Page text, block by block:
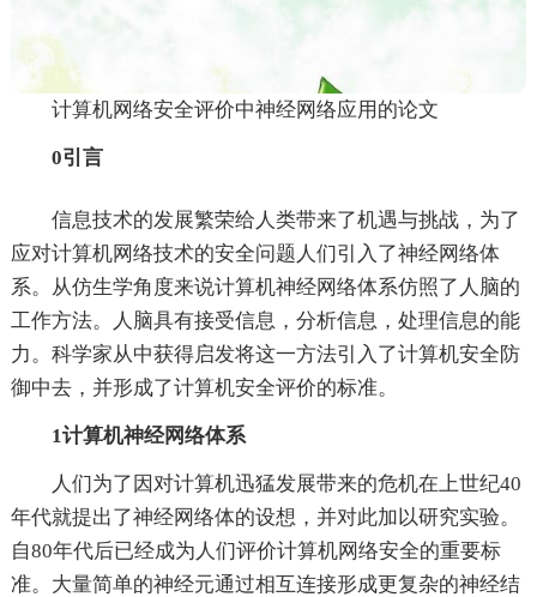
计算机网络安全评价中神经网络应用的论文
0引言
信息技术的发展繁荣给人类带来了机遇与挑战，为了
应对计算机网络技术的安全问题人们引入了神经网络体
系。从仿生学角度来说计算机神经网络体系仿照了人脑的
工作方法。人脑具有接受信息，分析信息，处理信息的能
力。科学家从中获得启发将这一方法引入了计算机安全防
御中去，并形成了计算机安全评价的标准。
1计算机神经网络体系
人们为了因对计算机迅猛发展带来的危机在上世纪40
年代就提出了神经网络体的设想，并对此加以研究实验。
自80年代后已经成为人们评价计算机网络安全的重要标
准。大量简单的神经元通过相互连接形成更复杂的神经结